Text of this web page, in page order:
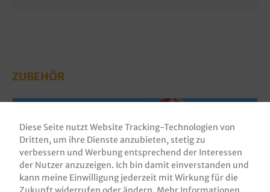
ZUBEHÖR
Diese Seite nutzt Website Tracking-Technologien von
Dritten, um ihre Dienste anzubieten, stetig zu
verbessern und Werbung entsprechend der Interessen
der Nutzer anzuzeigen. Ich bin damit einverstanden und
kann meine Einwilligung jederzeit mit Wirkung für die